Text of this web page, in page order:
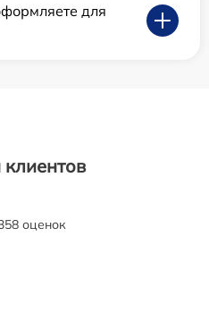
для
оценок